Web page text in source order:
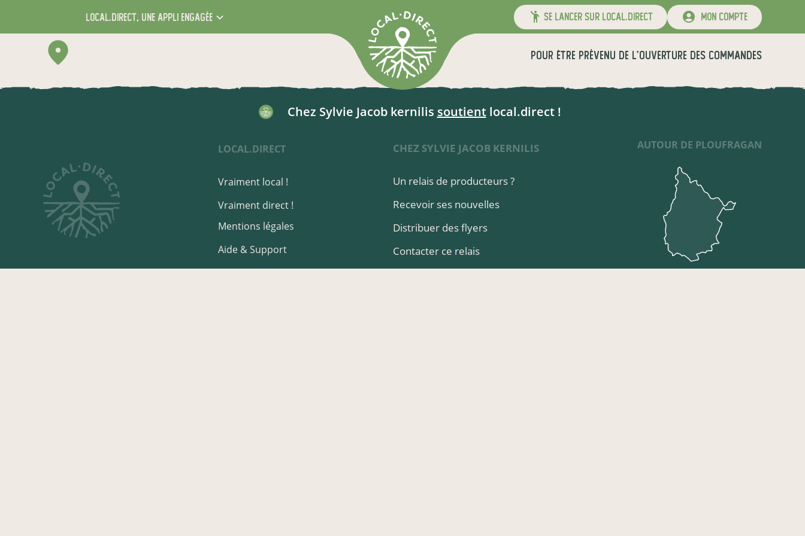
local.direct, une appli engagée se lancer sur local.direct mon compte
POUR ÊTRE PRÉVENU DE L'OUVERTURE DES COMMANDES
Chez Sylvie Jacob kernilis soutientlocal.direct !
LOCAL.DIRECT
Vraiment local !
Vraiment direct !
Mentions légales
Aide & Support
CHEZ SYLVIE JACOB KERNILIS
Un relais de producteurs ?
Recevoir ses nouvelles
Distribuer des flyers
Contacter ce relais
AUTOUR DE PLOUFRAGAN